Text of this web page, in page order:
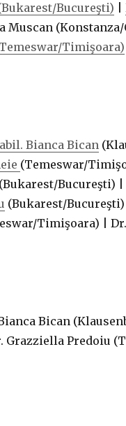
Bucureşti)
Muscan
Timişoara)
Bianca Bican
(Temeswar/
(Bukarest/Bucureşti) |
(Bukarest/
Timişoara) |
Bican
Predoiu